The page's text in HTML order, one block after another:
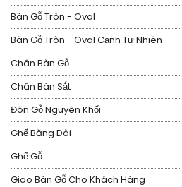
Bàn Gỗ Tròn - Oval
Bàn Gỗ Tròn - Oval Cạnh Tự Nhiên
Chân Bàn Gỗ
Chân Bàn Sắt
Đôn Gỗ Nguyên Khối
Ghế Băng Dài
Ghế Gỗ
Giao Bàn Gỗ Cho Khách Hàng